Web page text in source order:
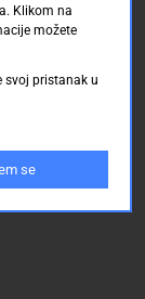
Klikom na
možete
svoj pristanak u
se